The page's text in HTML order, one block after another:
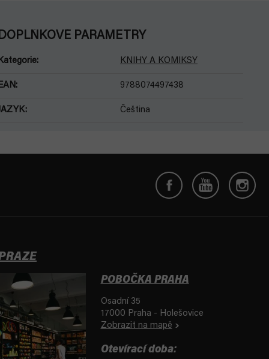
PARAMETRY
: KNIHY A KOMIKSY
: 9788074497438
: Čeština
POBOČKA PRAHA
Osadní 35
17000 Praha - Holešovice
Zobrazit na mapě
Otevírací doba: